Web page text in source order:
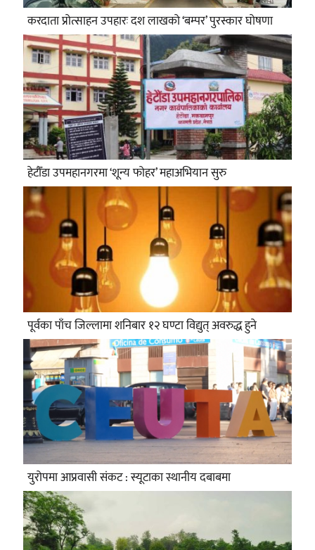
करदाता प्रोत्साहन उपहारः दश लाखको ‘बम्पर’ पुरस्कार घोषणा
हेटौँडा उपमहानगरमा ‘शून्य फोहर’ महाअभियान सुरु
पूर्वका पाँच जिल्लामा शनिबार १२ घण्टा विद्युत् अवरुद्ध हुने
युरोपमा आप्रवासी संकट : स्यूटाका स्थानीय दबाबमा